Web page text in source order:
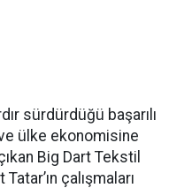
sürdürdüğü başarılı
ülke ekonomisine
Big Dart Tekstil
çalışmaları